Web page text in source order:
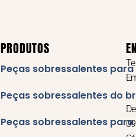
PRODUTOS
Peças sobressalentes
Peças sobressalentes do
Peças sobressalentes